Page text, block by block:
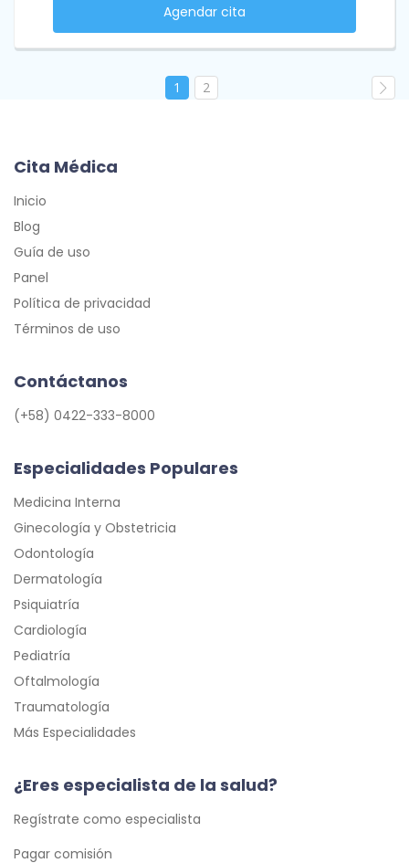
Agendar cita
1 2
Cita Médica
Inicio
Blog
Guía de uso
Panel
Política de privacidad
Términos de uso
Contáctanos
(+58) 0422-333-8000
Especialidades Populares
Medicina Interna
Ginecología y Obstetricia
Odontología
Dermatología
Psiquiatría
Cardiología
Pediatría
Oftalmología
Traumatología
Más Especialidades
¿Eres especialista de la salud?
Regístrate como especialista
Pagar comisión